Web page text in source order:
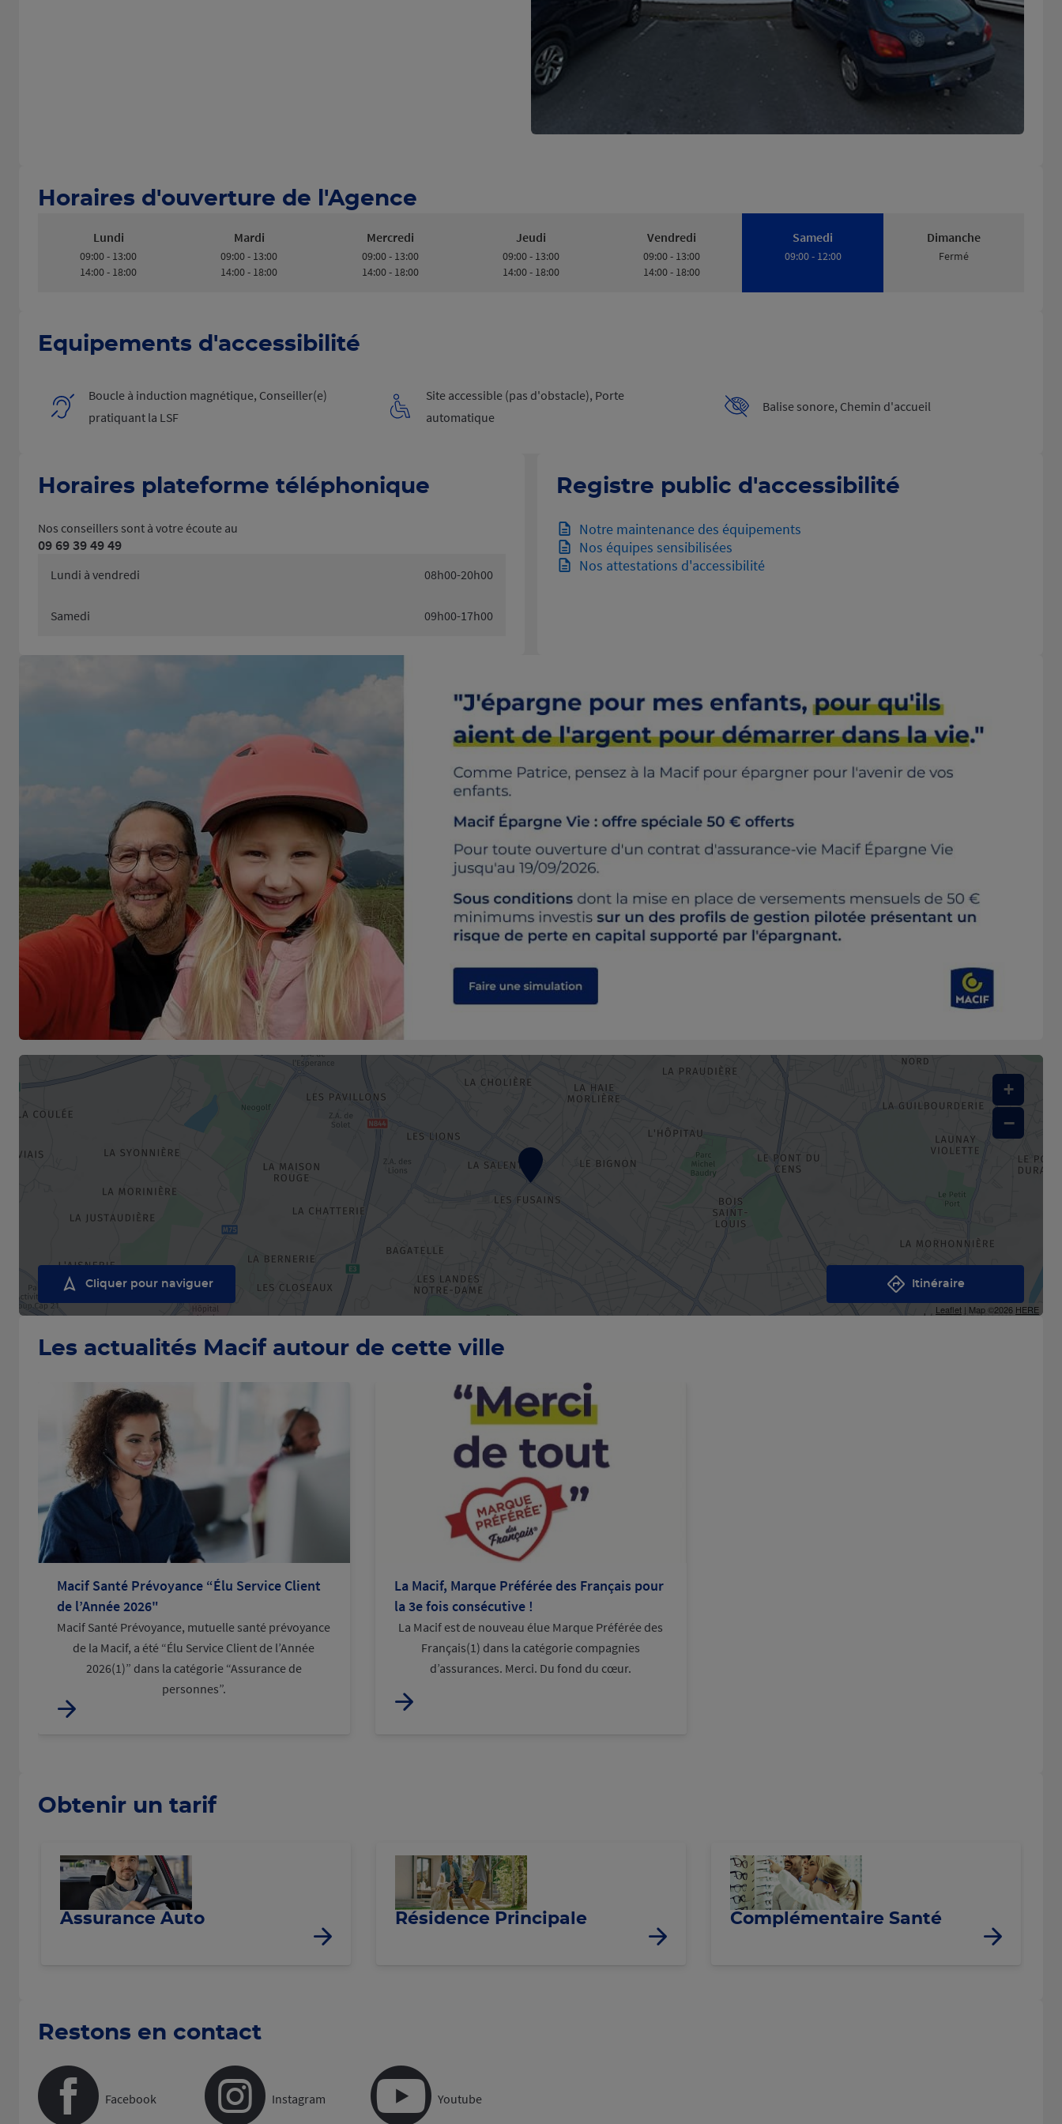
Horaires d'ouverture de l'Agence
Lundi
09:00 - 13:00
14:00 - 18:00
Mardi
09:00 - 13:00
14:00 - 18:00
Mercredi
09:00 - 13:00
14:00 - 18:00
Jeudi
09:00 - 13:00
14:00 - 18:00
Vendredi
09:00 - 13:00
14:00 - 18:00
Samedi
09:00 - 12:00
Dimanche
Fermé
Equipements d'accessibilité
Boucle à induction magnétique, Conseiller(e)
pratiquant la LSF
Site accessible (pas d'obstacle), Porte
automatique
Balise sonore, Chemin d'accueil
Horaires plateforme téléphonique
Nos conseillers sont à votre écoute au
09 69 39 49 49
Lundi à vendredi 08h00-20h00
Samedi 09h00-17h00
Registre public d'accessibilité
Notre maintenance des équipements
Nos équipes sensibilisées
Nos attestations d'accessibilité
+
−
Leaflet | Map ©2026 HERE
Cliquer pour naviguer Itinéraire
Les actualités Macif autour de cette ville
Macif Santé Prévoyance “Élu Service Client
de l’Année 2026"
Macif Santé Prévoyance, mutuelle santé prévoyance
de la Macif, a été “Élu Service Client de l’Année
2026(1)” dans la catégorie “Assurance de
personnes”.
La Macif, Marque Préférée des Français pour
la 3e fois consécutive !
La Macif est de nouveau élue Marque Préférée des
Français(1) dans la catégorie compagnies
d’assurances. Merci. Du fond du cœur.
Obtenir un tarif
Assurance Auto Résidence Principale Complémentaire Santé
Restons en contact
Facebook Instagram Youtube